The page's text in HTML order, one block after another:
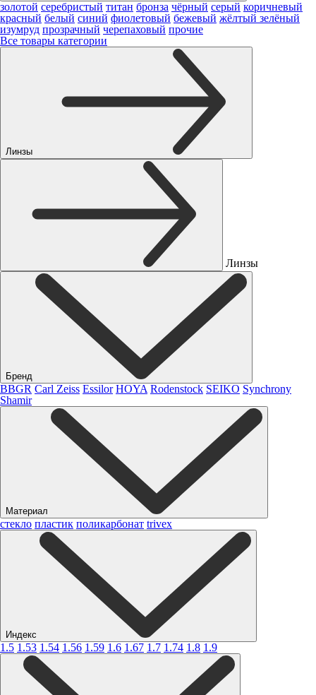
золотой серебристый титан бронза чёрный серый коричневый
красный белый синий фиолетовый бежевый жёлтый зелёный
изумруд прозрачный черепаховый прочие
Все товары категории
Линзы
Линзы
Бренд
BBGR Carl Zeiss Essilor HOYA Rodenstock SEIKO Synchrony
Shamir
Материал
стекло пластик поликарбонат trivex
Индекс
1.5 1.53 1.54 1.56 1.59 1.6 1.67 1.7 1.74 1.8 1.9